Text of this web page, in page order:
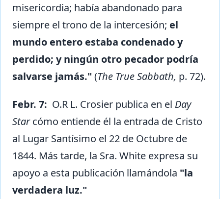
misericordia; había abandonado para
siempre el trono de la intercesión; el
mundo entero estaba condenado y
perdido; y ningún otro pecador podría
salvarse jamás." (The True Sabbath, p. 72).
Febr. 7: O.R L. Crosier publica en el Day
Starcómo entiende él la entrada de Cristo
al Lugar Santísimo el 22 de Octubre de
1844. Más tarde, la Sra. White expresa su
apoyo a esta publicación llamándola "la
verdadera luz."